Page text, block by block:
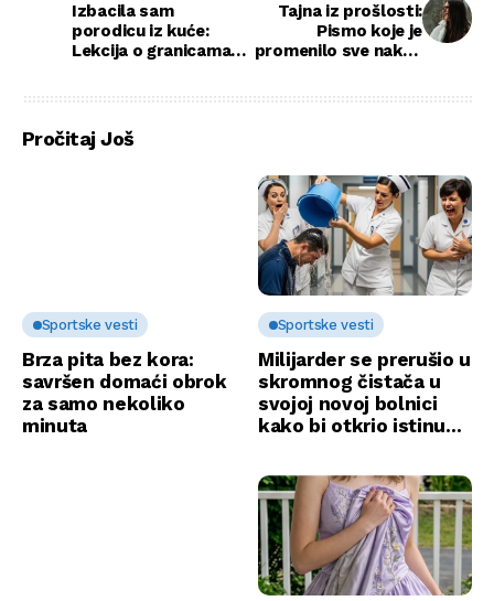
Izbacila sam
porodicu iz kuće:
Lekcija o granicama
Tajna iz prošlosti:
Pismo koje je
promenilo sve nakon
Pročitaj Još
Sportske vesti
Brza pita bez kora:
savršen domaći obrok
za samo nekoliko
minuta
Sportske vesti
Milijarder se prerušio u
skromnog čistača u
svojoj novoj bolnici
kako bi otkrio istinu…